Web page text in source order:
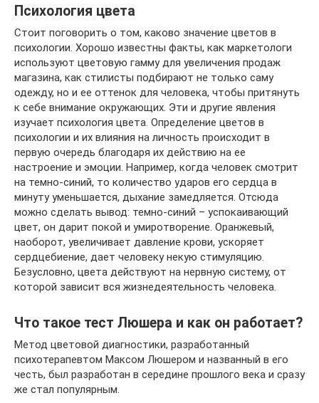
Психология цвета
Стоит поговорить о том, каково значение цветов в
психологии. Хорошо известны факты, как маркетологи
используют цветовую гамму для увеличения продаж
магазина, как стилисты подбирают не только саму
одежду, но и ее оттенок для человека, чтобы притянуть
к себе внимание окружающих. Эти и другие явления
изучает психология цвета. Определение цветов в
психологии и их влияния на личность происходит в
первую очередь благодаря их действию на ее
настроение и эмоции. Например, когда человек смотрит
на темно-синий, то количество ударов его сердца в
минуту уменьшается, дыхание замедляется. Отсюда
можно сделать вывод: темно-синий – успокаивающий
цвет, он дарит покой и умиротворение. Оранжевый,
наоборот, увеличивает давление крови, ускоряет
сердцебиение, дает человеку некую стимуляцию.
Безусловно, цвета действуют на нервную систему, от
которой зависит вся жизнедеятельность человека.
Что такое тест Люшера и как он работает?
Метод цветовой диагностики, разработанный
психотерапевтом Максом Люшером и названный в его
честь, был разработан в середине прошлого века и сразу
же стал популярным.